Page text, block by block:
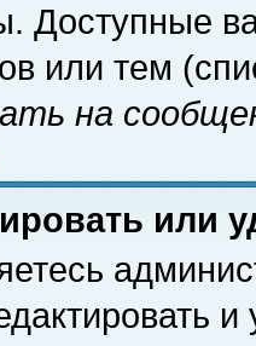
Доступные
или тем
на
или
и